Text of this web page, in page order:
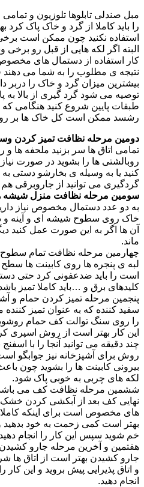
مبل صندلی تابلوها تلوزیون و
را باید کاملا از گرد و خاک پاک
استفاده نکنید چون ممکن است
البته اگر لکه هایی از قبل رو
کار استفاده از دستمال های
نتیجه ی مطلوب را به شما می
بیشترین میزان گرد و خاک را دربر
توصیه می شود گرد گیری از بالا به
طبقات پایین شروع کنید هنگامی که
رشسد ممکن است کل خاک ها بر
دومین مرحله نظافت تمیز کردن
تمامی اتاق ها سر بزنید ملحفه ها و
روبالشتی ها را بشوید در صورت نیاز
کنید یا به وسیله ی بخارشو دستی
گردگیری می توانید از جاروبرقی
سومین مرحله نظافت منزل
به دو عدد دستمال مخصوص نیاز
خاک روی سطوح شیشه ای و آینه
آن ها اگر به این صورت عمل کنید
ماند.
چهارمین مرحله نظافت تمام
لبه ی پنجره ها روی کابینت ها
است را باید ضدعفونی کرد حتی
کلیدهای برق و …باید کاملا تمیز
پنجمین مرحله تمیز کردن حمام و
سفید کننده که به عنوان تمیز کننده
را روی سنگ توالت کف حمام
این کار بهتر است از روش اسپری
چند دقیقه می توانید آنجا را با
روش برای آشپزخانه نیز جوابگو
بیرونی کابینت ها را بشوید چون
لکه های چربی به خوبی پاک شود.
ششمین مرحله نظافت کف می
نهایی کف بعد از آبکشی کردن
های مخصوص است برای اینکه
بهتر است کمی زحمت به خود
خم شوید سپس این کار را انجام
هفتمین و آخرین مرحله جارو
جارو کشیدن بهتر است از اتاق ها
و اتاق پذیرایی پیش بروید و این کار
انجام دهید.